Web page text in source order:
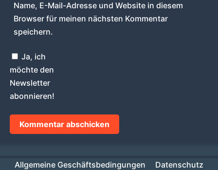
Name, E-Mail-Adresse und Website in diesem
Browser für meinen nächsten Kommentar
speichern.
Ja, ich
möchte den
Newsletter
abonnieren!
Allgemeine Geschäftsbedingungen
Datenschutz